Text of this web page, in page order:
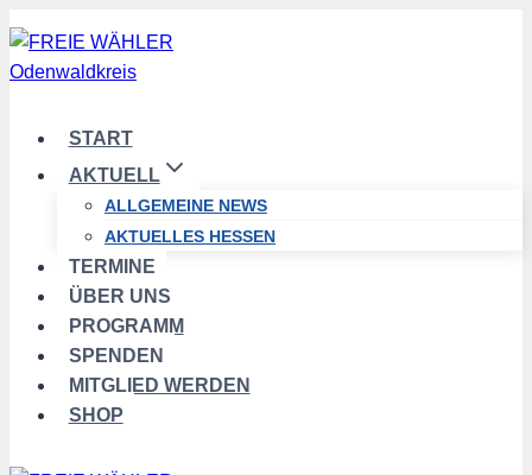
Zum
Inhalt
springen
START
AKTUELL
ALLGEMEINE NEWS
AKTUELLES HESSEN
TERMINE
ÜBER UNS
PROGRAMM
SPENDEN
MITGLIED WERDEN
SHOP